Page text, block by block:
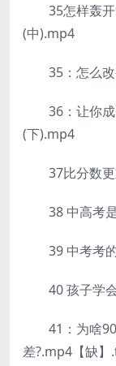
35怎样轰开
(中).mp4
35：怎么改
36：让你成
(下).mp4
37比分数更
38 中高考是
39 中考考的
40 孩子学会
41：为啥
差?.mp4【缺